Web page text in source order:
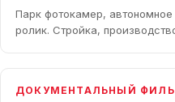
Парк фотокамер,
ролик. Стройка,
ДОКУМЕНТАЛЬНЫЙ